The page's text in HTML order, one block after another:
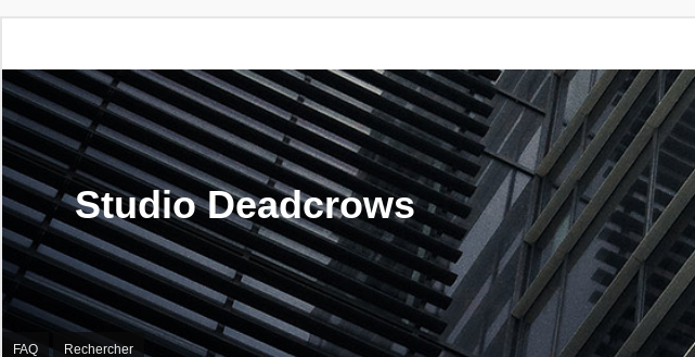
Studio Deadcrows
FAQ Rechercher